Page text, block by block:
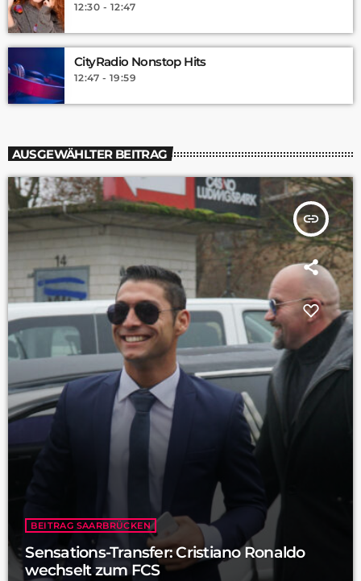
12:30 - 12:47
CityRadio Nonstop Hits
12:47 - 19:59
AUSGEWÄHLTER BEITRAG
insert_link
BEITRAG SAARBRÜCKEN
Sensations-Transfer: Cristiano Ronaldo
wechselt zum FCS